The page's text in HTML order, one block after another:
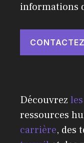
informations
Découvrez
ressources
carrière, des